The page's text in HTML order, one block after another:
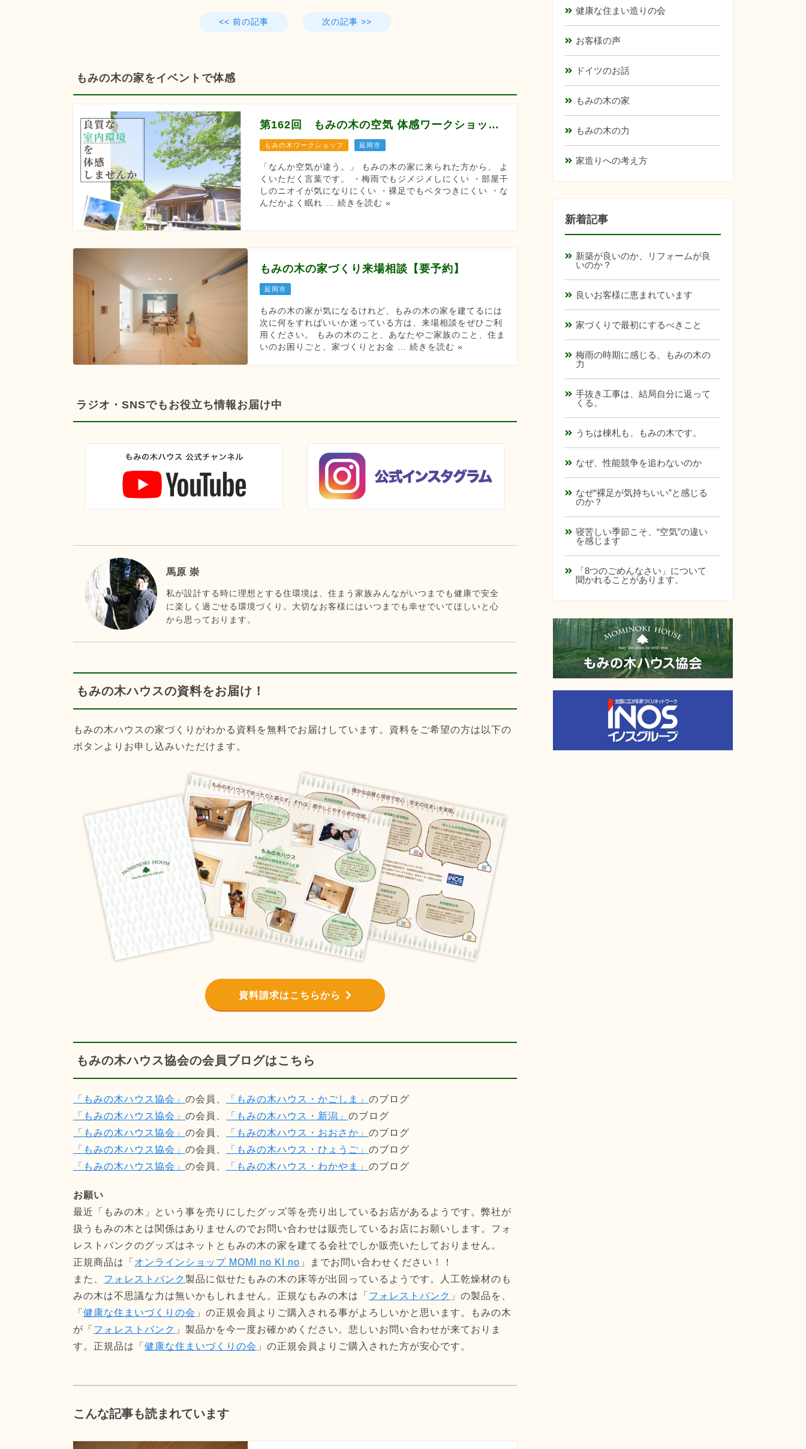
<< 前の記事 次の記事 >>
もみの木の家をイベントで体感
第162回 もみの木の空気 体感ワークショップ
もみの木ワークショップ 延岡市
「なんか空気が違う。」 もみの木の家に来られた方から、 よ
くいただく言葉です。 ・梅雨でもジメジメしにくい ・部屋干
しのニオイが気になりにくい ・裸足でもベタつきにくい ・な
んだかよく眠れ ... 続きを読む »
もみの木の家づくり来場相談【要予約】
延岡市
もみの木の家が気になるけれど、もみの木の家を建てるには
次に何をすればいいか迷っている方は、来場相談をぜひご利
用ください。 もみの木のこと、あなたやご家族のこと、住ま
いのお困りごと、家づくりとお金 ... 続きを読む »
ラジオ・SNSでもお役立ち情報お届け中
馬原 崇
私が設計する時に理想とする住環境は、住まう家族みんながいつまでも健康で安全
に楽しく過ごせる環境づくり。大切なお客様にはいつまでも幸せでいてほしいと心
から思っております。
もみの木ハウスの資料をお届け！
もみの木ハウスの家づくりがわかる資料を無料でお届けしています。資料をご希望の方は以下の
ボタンよりお申し込みいただけます。
資料請求はこちらから
もみの木ハウス協会の会員ブログはこちら
「もみの木ハウス協会」 の会員、 「もみの木ハウス・かごしま」 のブログ
「もみの木ハウス協会」 の会員、 「もみの木ハウス・新潟」 のブログ
「もみの木ハウス協会」 の会員、 「もみの木ハウス・おおさか」 のブログ
「もみの木ハウス協会」 の会員、 「もみの木ハウス・ひょうご」 のブログ
「もみの木ハウス協会」 の会員、 「もみの木ハウス・わかやま」 のブログ
お願い
最近「もみの木」という事を売りにしたグッズ等を売り出しているお店があるようです。弊社が
扱うもみの木とは関係はありませんのでお問い合わせは販売しているお店にお願いします。フォ
レストバンクのグッズはネットともみの木の家を建てる会社でしか販売いたしておりません。
正規商品は「 オンラインショップ MOMI no KI no 」までお問い合わせください！！
また、 フォレストバンク製品に似せたもみの木の床等が出回っているようです。人工乾燥材のも
みの木は不思議な力は無いかもしれません。正規なもみの木は「 フォレストバンク 」の製品を、
「 健康な住まいづくりの会 」の正規会員よりご購入される事がよろしいかと思います。もみの木
が「 フォレストバンク 」製品かを今一度お確かめください。悲しいお問い合わせが来ておりま
す。正規品は「 健康な住まいづくりの会 」の正規会員よりご購入された方が安心です。
こんな記事も読まれています
健康な住まい造りの会
お客様の声
ドイツのお話
もみの木の家
もみの木の力
家造りへの考え方
新着記事
新築が良いのか、リフォームが良
いのか？
良いお客様に恵まれています
家づくりで最初にするべきこと
梅雨の時期に感じる、もみの木の
力
手抜き工事は、結局自分に返って
くる。
うちは棟札も、もみの木です。
なぜ、性能競争を追わないのか
なぜ“裸足が気持ちいい”と感じる
のか？
寝苦しい季節こそ、“空気”の違い
を感じます
「8つのごめんなさい」について
聞かれることがあります。